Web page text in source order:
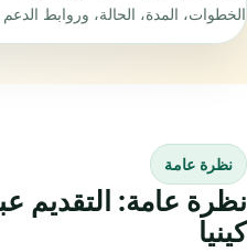
الخطوات، المدة، الحالة، وروابط
نظرة عامة
نظرة عامة: التقديم
كينيا